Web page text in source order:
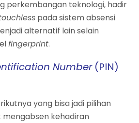
perkembangan teknologi, hadir
pada sistem absensi
alternatif lain selain
fingerprint.
Number(PIN)
yang bisa jadi pilihan
mengabsen kehadiran